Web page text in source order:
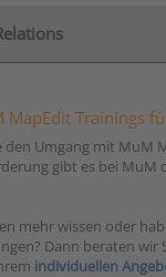
MapEdit Trainings
den Umgang mit MuM
gibt es bei MuM
mehr wissen oder
Dann beraten wir
individuellen